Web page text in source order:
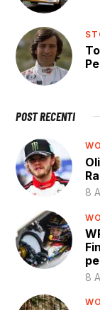
POST RECENTI
8
8